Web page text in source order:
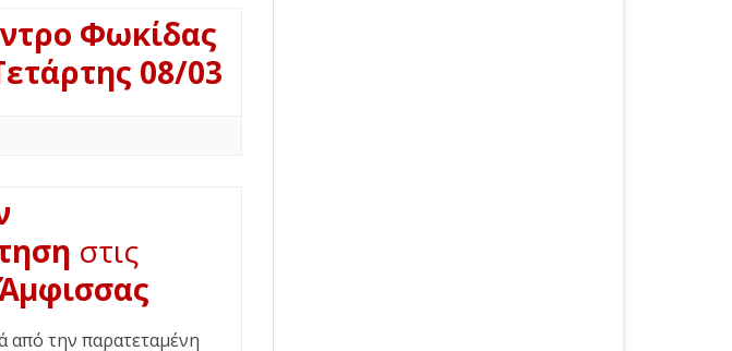
Φωκίδας
08/03
στις
από την παρατεταμένη